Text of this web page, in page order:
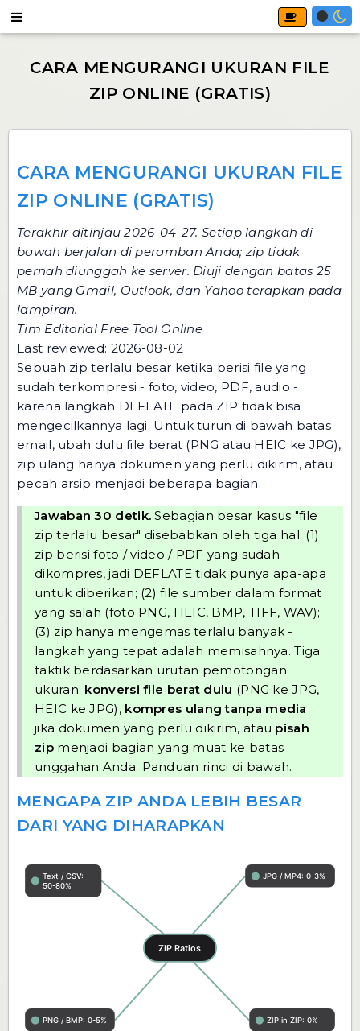
CARA MENGURANGI UKURAN FILE
ZIP ONLINE (GRATIS)
Terakhir ditinjau 2026-04-27. Setiap langkah di
bawah berjalan di peramban Anda; zip tidak
pernah diunggah ke server. Diuji dengan batas 25
MB yang Gmail, Outlook, dan Yahoo terapkan pada
lampiran.
Tim Editorial Free Tool Online
Last reviewed: 2026-08-02
Sebuah zip terlalu besar ketika berisi file yang
sudah terkompresi - foto, video, PDF, audio -
karena langkah DEFLATE pada ZIP tidak bisa
mengecilkannya lagi. Untuk turun di bawah batas
email, ubah dulu file berat (PNG atau HEIC ke JPG),
zip ulang hanya dokumen yang perlu dikirim, atau
pecah arsip menjadi beberapa bagian.
Jawaban 30 detik. Sebagian besar kasus "file
zip terlalu besar" disebabkan oleh tiga hal: (1)
zip berisi foto / video / PDF yang sudah
dikompres, jadi DEFLATE tidak punya apa-apa
untuk diberikan; (2) file sumber dalam format
yang salah (foto PNG, HEIC, BMP, TIFF, WAV);
(3) zip hanya mengemas terlalu banyak -
langkah yang tepat adalah memisahnya. Tiga
taktik berdasarkan urutan pemotongan
ukuran: konversi file berat dulu (PNG ke JPG,
HEIC ke JPG), kompres ulang tanpa media
jika dokumen yang perlu dikirim, atau pisah
zipmenjadi bagian yang muat ke batas
unggahan Anda. Panduan rinci di bawah.
MENGAPA ZIP ANDA LEBIH BESAR
DARI YANG DIHARAPKAN